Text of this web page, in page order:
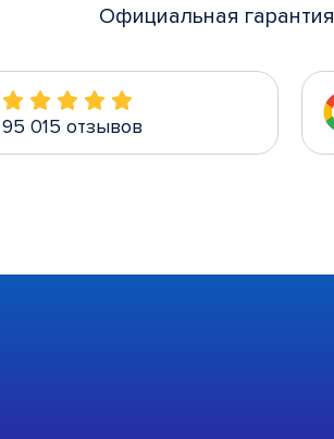
Официальная гарантия
95 015 отзывов